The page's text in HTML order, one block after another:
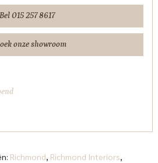
Bel 015 257 8617
onze showroom
Richmond, Richmond Interiors,